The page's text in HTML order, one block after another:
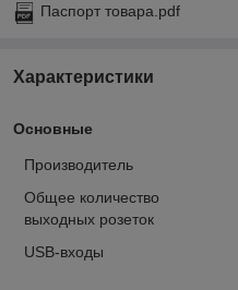
Паспорт товара.pdf
Характеристики
Основные
Производитель
Общее количество
выходных розеток
USB-входы